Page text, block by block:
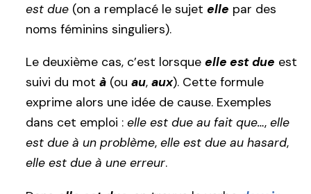
est due (on a remplacé le sujet elle par des
noms féminins singuliers).
Le deuxième cas, c’est lorsque elle est due est
suivi du mot à (ou au, aux). Cette formule
exprime alors une idée de cause. Exemples
dans cet emploi : elle est due au fait que…, elle
est due à un problème, elle est due au hasard,
elle est due à une erreur.